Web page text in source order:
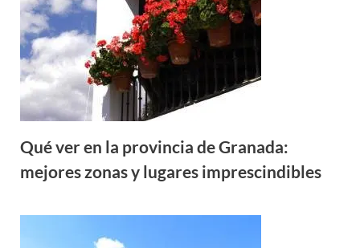
Qué ver en la provincia de Granada:
mejores zonas y lugares imprescindibles